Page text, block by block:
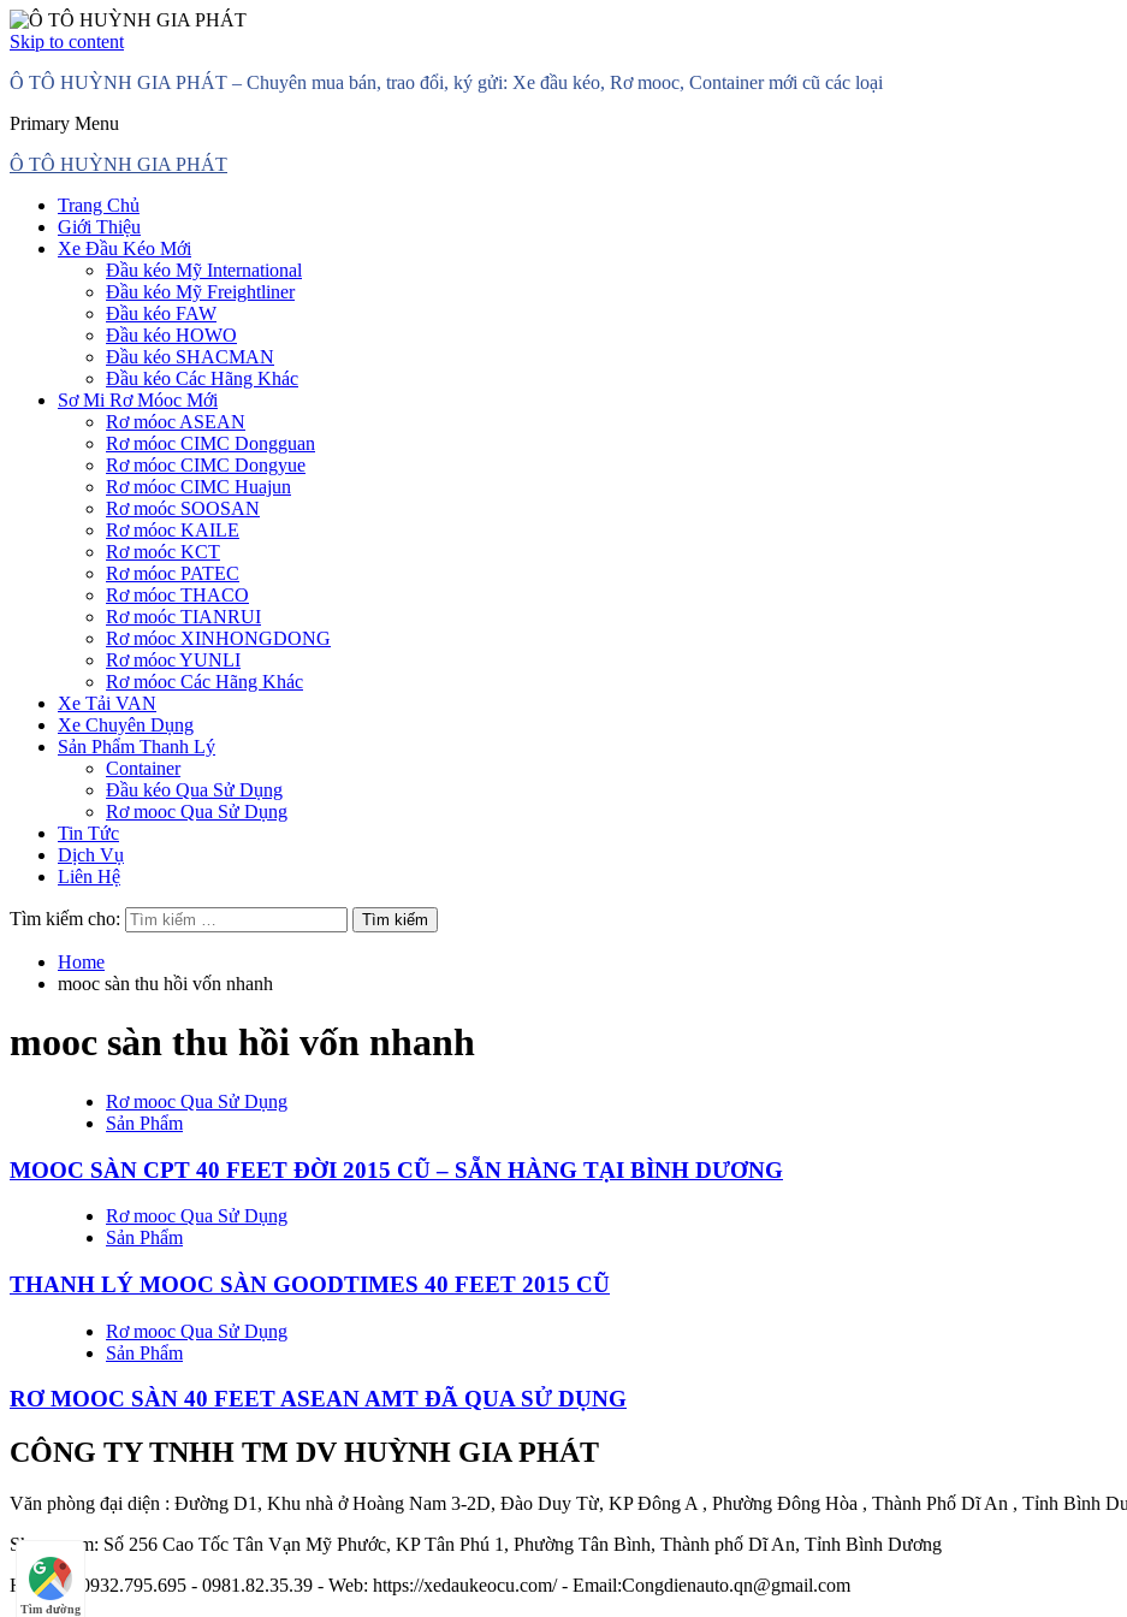
Skip to content
Ô TÔ HUỲNH GIA PHÁT – Chuyên mua bán, trao đổi, ký gửi: Xe đầu kéo, Rơ mooc, Container mới cũ các loại
Primary Menu
Ô TÔ HUỲNH GIA PHÁT
Trang Chủ
Giới Thiệu
Xe Đầu Kéo Mới
Đầu kéo Mỹ International
Đầu kéo Mỹ Freightliner
Đầu kéo FAW
Đầu kéo HOWO
Đầu kéo SHACMAN
Đầu kéo Các Hãng Khác
Sơ Mi Rơ Móoc Mới
Rơ móoc ASEAN
Rơ móoc CIMC Dongguan
Rơ móoc CIMC Dongyue
Rơ móoc CIMC Huajun
Rơ moóc SOOSAN
Rơ móoc KAILE
Rơ moóc KCT
Rơ móoc PATEC
Rơ móoc THACO
Rơ moóc TIANRUI
Rơ móoc XINHONGDONG
Rơ móoc YUNLI
Rơ móoc Các Hãng Khác
Xe Tải VAN
Xe Chuyên Dụng
Sản Phẩm Thanh Lý
Container
Đầu kéo Qua Sử Dụng
Rơ mooc Qua Sử Dụng
Tin Tức
Dịch Vụ
Liên Hệ
Tìm kiếm cho:
Home
mooc sàn thu hồi vốn nhanh
mooc sàn thu hồi vốn nhanh
Rơ mooc Qua Sử Dụng
Sản Phẩm
MOOC SÀN CPT 40 FEET ĐỜI 2015 CŨ – SẴN HÀNG TẠI BÌNH DƯƠNG
Rơ mooc Qua Sử Dụng
Sản Phẩm
THANH LÝ MOOC SÀN GOODTIMES 40 FEET 2015 CŨ
Rơ mooc Qua Sử Dụng
Sản Phẩm
RƠ MOOC SÀN 40 FEET ASEAN AMT ĐÃ QUA SỬ DỤNG
CÔNG TY TNHH TM DV HUỲNH GIA PHÁT
Văn phòng đại diện : Đường D1, Khu nhà ở Hoàng Nam 3-2D, Đào Duy Từ, KP Đông A , Phường Đông Hòa , Thành Phố Dĩ An , Tỉnh Bình
Showroom: Số 256 Cao Tốc Tân Vạn Mỹ Phước, KP Tân Phú 1, Phường Tân Bình, Thành phố Dĩ An, Tỉnh Bình Dương
Hotline : 0932.795.695 - 0981.82.35.39 - Web: https://xedaukeocu.com/ - Email:Congdienauto.qn@gmail.com
Tìm đường